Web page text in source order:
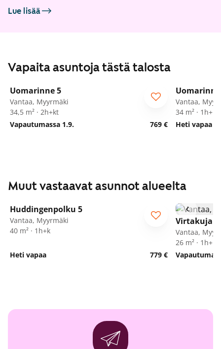
Lue lisää
Vapaita asuntoja tästä talosta
/23
Uomarinne 5
Vantaa, Myyrmäki
34,5 m² · 2h+kt
Vapautumassa 1.9.
769 €
Vantaa,
34 m² ·
Heti vapaa
Muut vastaavat asunnot alueelta
ARA
Huddingenpolku 5
Vantaa, Myyrmäki
40 m² · 1h+k
Heti vapaa 779 €
Virtakuja 6
Vantaa,
26 m² · 1h+kt